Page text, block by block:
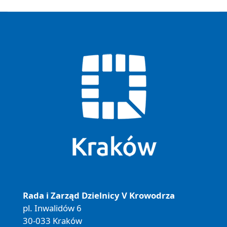
Rada i Zarząd Dzielnicy V Krowodrza
pl. Inwalidów 6
30-033 Kraków